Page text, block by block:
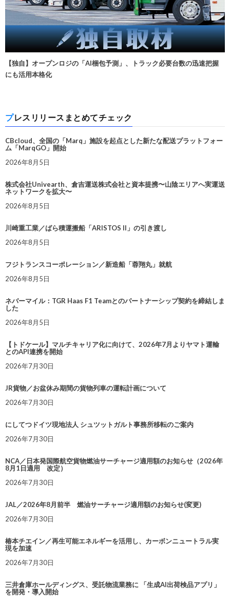
【独自】オープンロジの「AI梱包予測」、トラック必要台数の迅速把握
にも活用本格化
プレスリリースまとめてチェック
CBcloud、全国の「Marq」施設を起点とした新たな配送プラットフォー
ム「MarqGO」開始
2026年8月5日
株式会社Univearth、倉吉運送株式会社と資本提携〜山陰エリアへ実運送
ネットワークを拡大〜
2026年8月5日
川崎重工業／ばら積運搬船「ARISTOS II」の引き渡し
2026年8月5日
フジトランスコーポレーション／新造船「蓉翔丸」就航
2026年8月5日
ネバーマイル：TGR Haas F1 Teamとのパートナーシップ契約を締結しま
した
2026年8月5日
【トドケール】マルチキャリア化に向けて、2026年7月よりヤマト運輸
とのAPI連携を開始
2026年7月30日
JR貨物／お盆休み期間の貨物列車の運転計画について
2026年7月30日
にしてつドイツ現地法人 シュツットガルト事務所移転のご案内
2026年7月30日
NCA／日本発国際航空貨物燃油サーチャージ適用額のお知らせ（2026年
8月1日適用 改定）
2026年7月30日
JAL／2026年8月前半 燃油サーチャージ適用額のお知らせ(変更)
2026年7月30日
椿本チエイン／再生可能エネルギーを活用し、カーボンニュートラル実
現を加速
2026年7月30日
三井倉庫ホールディングス、受託物流業務に 「生成AI出荷検品アプリ」
を開発・導入開始